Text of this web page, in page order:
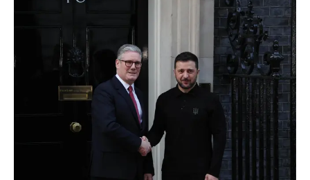
ECONOMIA
SERVIZI ALLE IMPRESE